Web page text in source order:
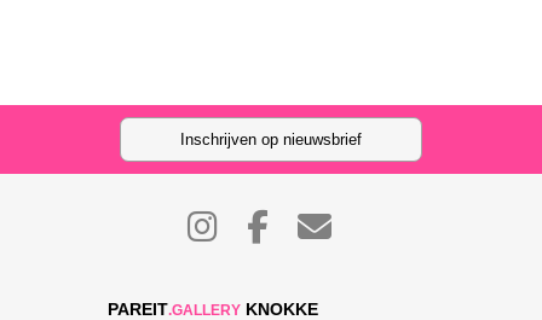
Inschrijven op nieuwsbrief
PAREIT.GALLERY KNOKKE